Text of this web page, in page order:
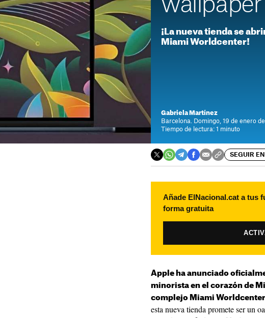
¡La nueva tienda se
Miami Worldcenter!
Gabriela Martínez
Barcelona. Domingo, 19 de enero
Tiempo de lectura: 1 minuto
SEGUIR EN
Añade ElNacional.cat a tus
forma gratuita
Apple ha anunciado
minorista en el corazón de
complejo Miami Worldcenter
esta nueva tienda promete ser un